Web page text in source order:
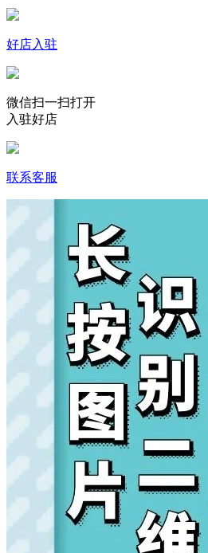
好店入驻
微信扫一扫打开
入驻好店
联系客服